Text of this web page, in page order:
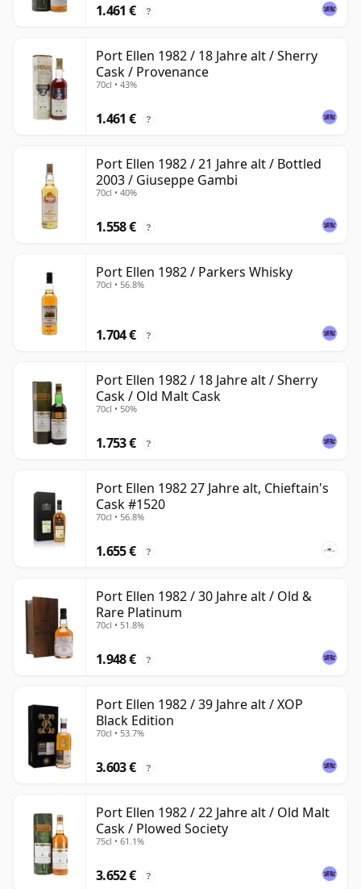
1.461 € ?
Port Ellen 1982 / 18 Jahre alt / Sherry
Cask / Provenance
70cl • 43%
1.461 € ?
Port Ellen 1982 / 21 Jahre alt / Bottled
2003 / Giuseppe Gambi
70cl • 40%
1.558 € ?
Port Ellen 1982 / Parkers Whisky
70cl • 56.8%
1.704 € ?
Port Ellen 1982 / 18 Jahre alt / Sherry
Cask / Old Malt Cask
70cl • 50%
1.753 € ?
Port Ellen 1982 27 Jahre alt, Chieftain's
Cask #1520
70cl • 56.8%
1.655 € ?
Port Ellen 1982 / 30 Jahre alt / Old &
Rare Platinum
70cl • 51.8%
1.948 € ?
Port Ellen 1982 / 39 Jahre alt / XOP
Black Edition
70cl • 53.7%
3.603 € ?
Port Ellen 1982 / 22 Jahre alt / Old Malt
Cask / Plowed Society
75cl • 61.1%
3.652 € ?